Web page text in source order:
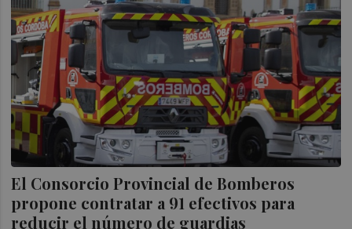
El Consorcio Provincial de Bomberos
propone contratar a 91 efectivos para
reducir el número de guardias